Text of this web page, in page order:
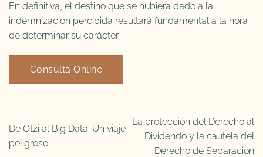
En definitiva, el destino que se hubiera dado a la
indemnización percibida resultará fundamental a la hora
de determinar su carácter.
Consulta Online
De Ötzi al Big Data. Un viaje
peligroso
La protección del Derecho al
Dividendo y la cautela del
Derecho de Separación